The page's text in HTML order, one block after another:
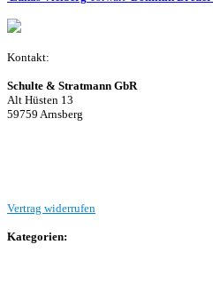
Kontakt:
Schulte & Stratmann GbR
Alt Hüsten 13
59759 Arnsberg
Vertrag widerrufen
Kategorien: